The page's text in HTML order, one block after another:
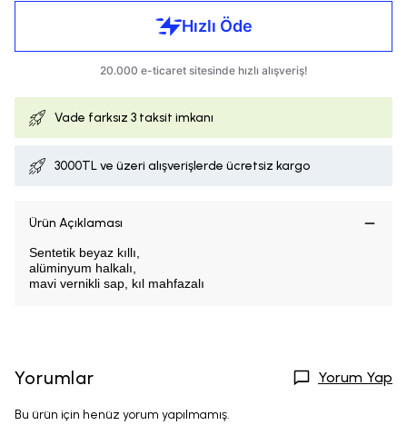
Vade farksız 3 taksit imkanı
3000TL ve üzeri alışverişlerde ücretsiz kargo
Ürün Açıklaması
Sentetik beyaz kıllı,
alüminyum halkalı,
mavi vernikli sap, kıl mahfazalı
Yorumlar Yorum Yap
Bu ürün için henüz yorum yapılmamış.